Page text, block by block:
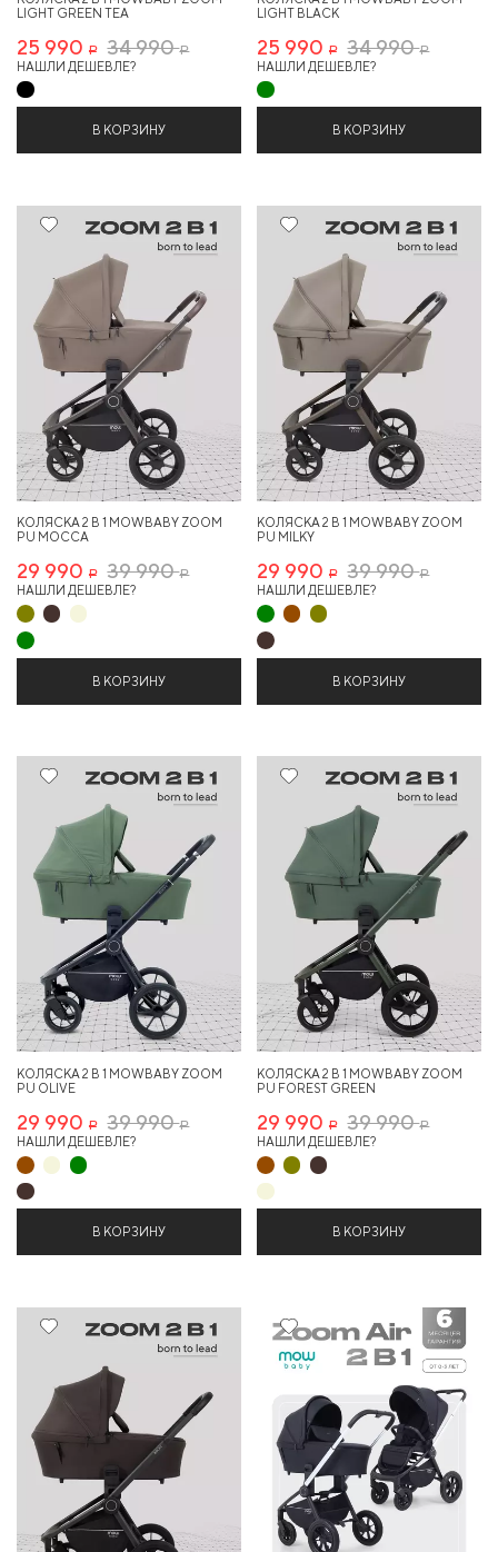
LIGHT GREEN TEA
25 990 Р 34 990Р
НАШЛИ ДЕШЕВЛЕ?
В КОРЗИНУ
LIGHT BLACK
25 990 Р 34 990Р
НАШЛИ ДЕШЕВЛЕ?
В КОРЗИНУ
25%
КОЛЯСКА 2 В 1 MOWBABY ZOOM
PU MOCCA
29 990 Р 39 990Р
НАШЛИ ДЕШЕВЛЕ?
В КОРЗИНУ
25%
КОЛЯСКА 2 В 1 MOWBABY ZOOM
PU MILKY
29 990 Р 39 990Р
НАШЛИ ДЕШЕВЛЕ?
В КОРЗИНУ
25%
КОЛЯСКА 2 В 1 MOWBABY ZOOM
PU OLIVE
29 990 Р 39 990Р
НАШЛИ ДЕШЕВЛЕ?
В КОРЗИНУ
25%
КОЛЯСКА 2 В 1 MOWBABY ZOOM
PU FOREST GREEN
29 990 Р 39 990Р
НАШЛИ ДЕШЕВЛЕ?
В КОРЗИНУ
25% 23%